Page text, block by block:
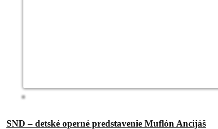
SND – detské operné predstavenie Muflón Ancijáš